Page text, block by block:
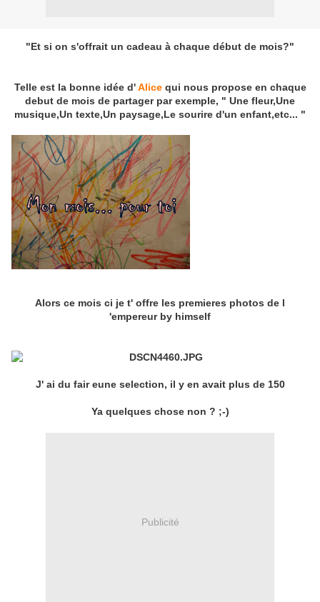
"Et si on s'offrait un cadeau à chaque début de mois?"
Telle est la bonne idée d'Alicequi nous propose en chaque
debut de mois de partager par exemple, " Une fleur,Une
musique,Un texte,Un paysage,Le sourire d'un enfant,etc... "
Alors ce mois ci je t' offre les premieres photos de l
'empereur by himself
J' ai du fair eune selection, il y en avait plus de 150
Ya quelques chose non ? ;-)
Publicité